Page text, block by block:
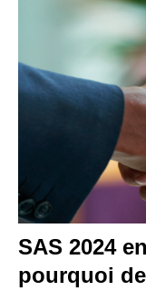
SAS 2024
pourquoi